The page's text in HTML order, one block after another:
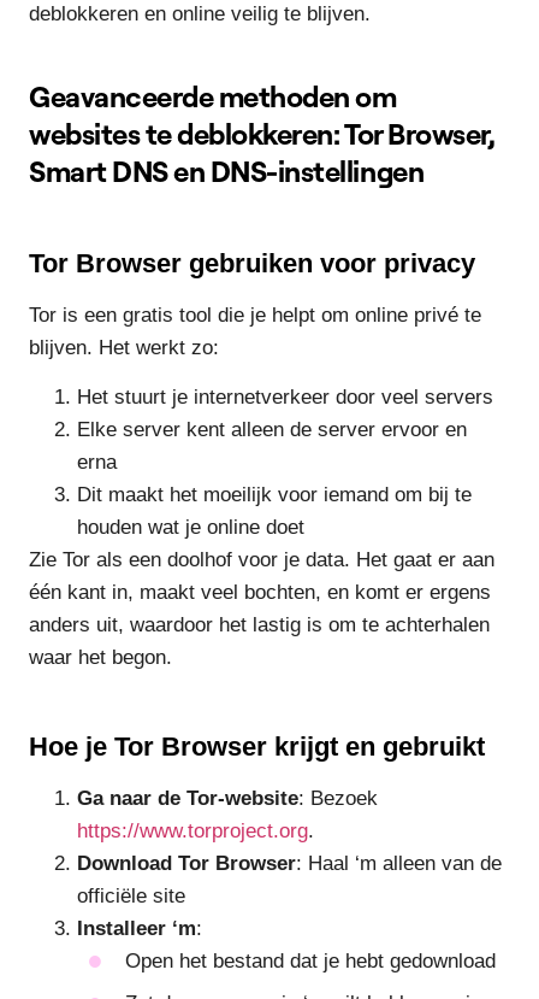
deblokkeren en online veilig te blijven.
Geavanceerde methoden om
websites te deblokkeren: Tor Browser,
Smart DNS en DNS-instellingen
Tor Browser gebruiken voor privacy
Tor is een gratis tool die je helpt om online privé te
blijven. Het werkt zo:
Het stuurt je internetverkeer door veel servers
Elke server kent alleen de server ervoor en
erna
Dit maakt het moeilijk voor iemand om bij te
houden wat je online doet
Zie Tor als een doolhof voor je data. Het gaat er aan
één kant in, maakt veel bochten, en komt er ergens
anders uit, waardoor het lastig is om te achterhalen
waar het begon.
Hoe je Tor Browser krijgt en gebruikt
Ga naar de Tor-website: Bezoek
https://www.torproject.org.
Download Tor Browser: Haal ‘m alleen van de
officiële site
Installeer ‘m:
Open het bestand dat je hebt gedownload